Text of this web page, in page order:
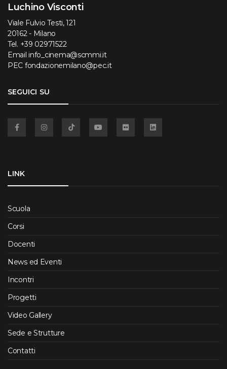
Luchino Visconti
Viale Fulvio Testi, 121
20162 - Milano
Tel. +39 02971522
Email info_cinema@scmmi.it
PEC fondazionemilano@pec.it
SEGUICI SU
LINK
Scuola
Corsi
Docenti
News ed Eventi
Incontri
Progetti
Video Gallery
Sede e Strutture
Contatti